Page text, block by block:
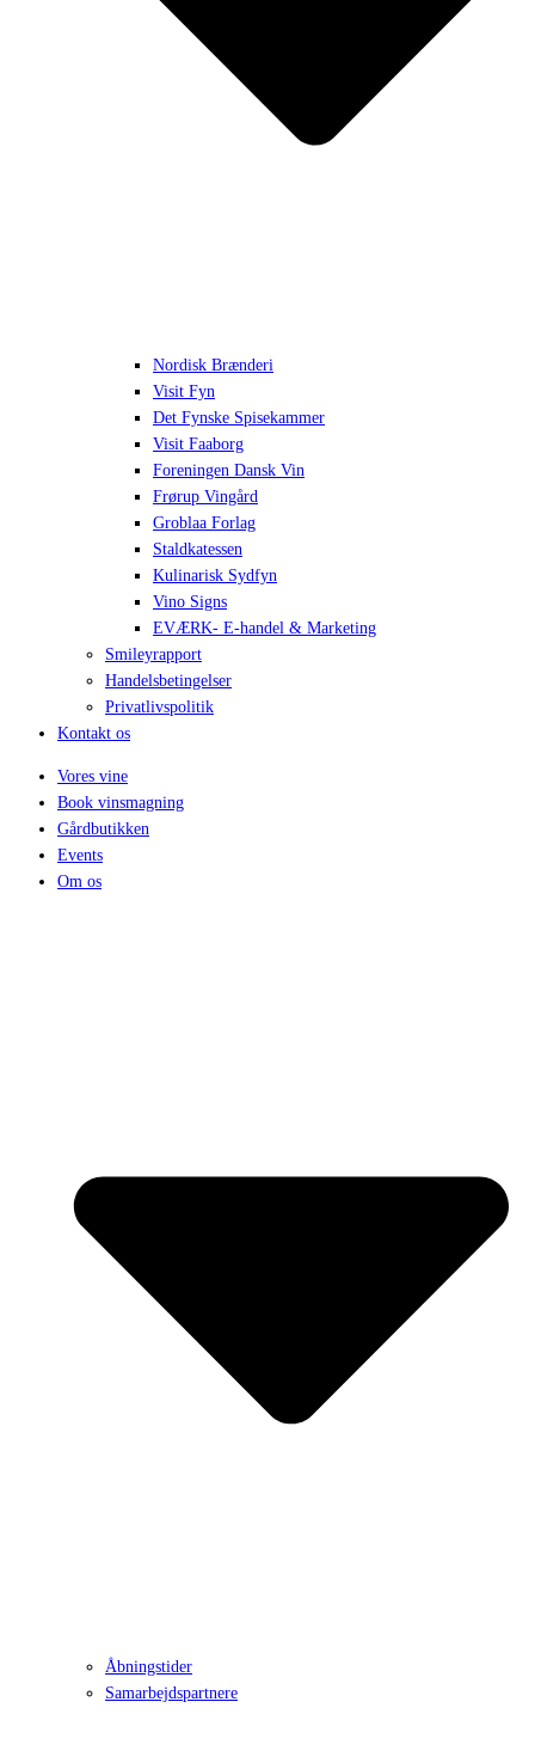
Nordisk Brænderi
Visit Fyn
Det Fynske Spisekammer
Visit Faaborg
Foreningen Dansk Vin
Frørup Vingård
Groblaa Forlag
Staldkatessen
Kulinarisk Sydfyn
Vino Signs
EVÆRK- E-handel & Marketing
Smileyrapport
Handelsbetingelser
Privatlivspolitik
Kontakt os
Vores vine
Book vinsmagning
Gårdbutikken
Events
Om os
Åbningstider
Samarbejdspartnere